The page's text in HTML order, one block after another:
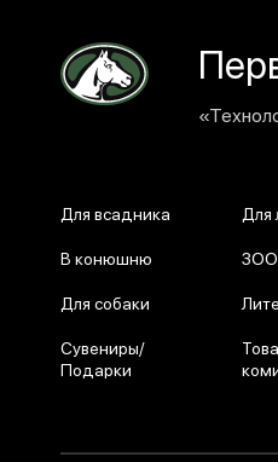
Для всадника Для
В конюшню
Для собаки
Сувениры/
Подарки